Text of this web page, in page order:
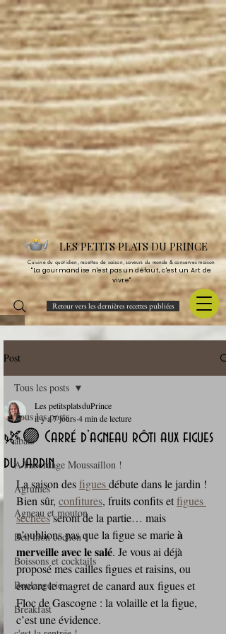
LES PETITS PLATS DU PRINCE
Cuisine du quotidien, recettes de saison, saveurs du monde & conserves maison
"La gourmandise n'est pas un défaut, c'est un Art de
vivre"
Retour vers les dernières recettes publiées
Post
Tous les posts
abats
A l'abordage Moussaillon !
Agrumes
Agneau et mouton
Ben mon cochon !
Boissons et cocktails
Boulangerie
Breakfast
Tous les posts
🌿🟣 Carré d’agneau rôti aux figues
du jardin
Les petitsplatsduPrince
il y a 7 jours 4 min de lecture
La saison des figues débute dans le jardin !
Bien sûr, confitures, fruits confits et figues
séchées seront de la partie… mais
n’oublions pas que la figue se marie à
merveille avec le salé. Je vous ai déjà
proposé mes cailles figues et raisins, ou
encore le magret de canard aux figues et
Floc de Gascogne : la volaille et la figue,
c’est une évidence.